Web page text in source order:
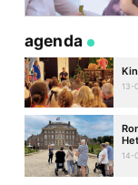
agenda
13-
14-